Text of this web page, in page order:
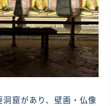
窟があり、壁画・仏像